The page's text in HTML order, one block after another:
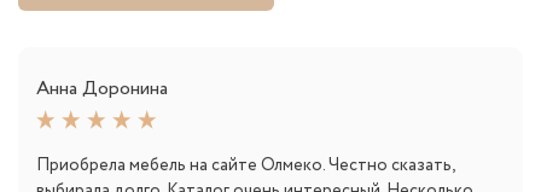
Анна Доронина
Приобрела мебель на сайте Олмеко. Честно сказать,